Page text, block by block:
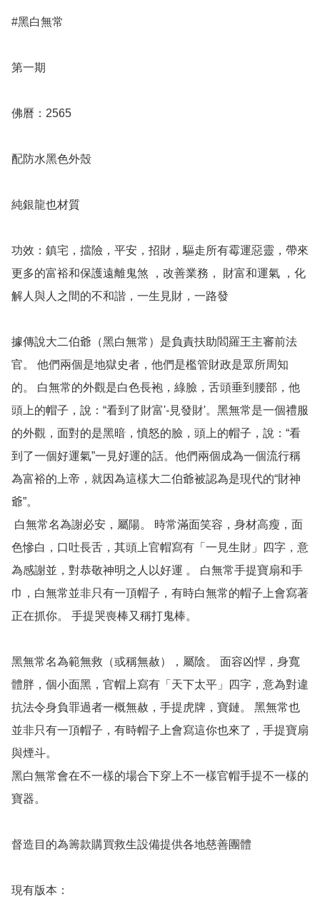
#黑白無常
第一期
佛曆：2565
配防水黑色外殼
純銀龍也材質
功效：鎮宅，擋險，平安，招財，驅走所有霉運惡靈，帶來
更多的富裕和保護遠離鬼煞 ，改善業務， 財富和運氣 ，化
解人與人之間的不和諧，一生見財，一路發
據傳說大二伯爺（黑白無常）是負責扶助閻羅王主審前法
官。 他們兩個是地獄史者，他們是檻管財政是眾所周知
的。 白無常的外觀是白色長袍，綠臉，舌頭垂到腰部，他
頭上的帽子，說：“看到了財富'-見發財'。黑無常是一個禮服
的外觀，面對的是黑暗，憤怒的臉，頭上的帽子，說：“看
到了一個好運氣”一見好運的話。他們兩個成為一個流行稱
為富裕的上帝，就因為這樣大二伯爺被認為是現代的“財神
爺”。
色慘白，口吐長舌，其頭上官帽寫有「一見生財」四字，意
為感謝並，對恭敬神明之人以好運 。 白無常手提寶扇和手
巾，白無常並非只有一頂帽子，有時白無常的帽子上會寫著
正在抓你。 手提哭喪棒又稱打鬼棒。
黑無常名為範無救（或稱無赦），屬陰。 面容凶悍，身寬
體胖，個小面黑，官帽上寫有「天下太平」四字，意為對違
抗法令身負罪過者一概無赦，手提虎牌，寶鏈。 黑無常也
並非只有一頂帽子，有時帽子上會寫這你也來了，手提寶扇
與煙斗。
黑白無常會在不一樣的場合下穿上不一樣官帽手提不一樣的
寶器。
督造目的為籌款購買救生設備提供各地慈善團體
現有版本：